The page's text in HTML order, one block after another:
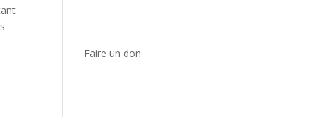
Faire un don